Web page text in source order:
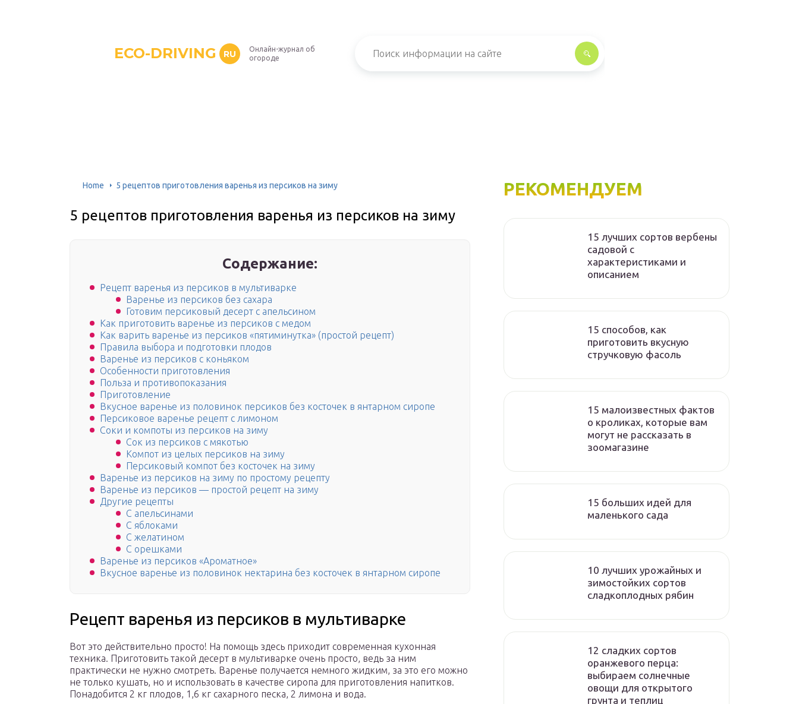
ECO-DRIVING RU
Онлайн-журнал об
огороде
Home 5 рецептов приготовления варенья из персиков на зиму
5 рецептов приготовления варенья из персиков на зиму
Содержание:
Рецепт варенья из персиков в мультиварке
Варенье из персиков без сахара
Готовим персиковый десерт с апельсином
Как приготовить варенье из персиков с медом
Как варить варенье из персиков «пятиминутка» (простой рецепт)
Правила выбора и подготовки плодов
Варенье из персиков с коньяком
Особенности приготовления
Польза и противопоказания
Приготовление
Вкусное варенье из половинок персиков без косточек в янтарном сиропе
Персиковое варенье рецепт с лимоном
Соки и компоты из персиков на зиму
Сок из персиков с мякотью
Компот из целых персиков на зиму
Персиковый компот без косточек на зиму
Варенье из персиков на зиму по простому рецепту
Варенье из персиков — простой рецепт на зиму
Другие рецепты
С апельсинами
С яблоками
С желатином
С орешками
Варенье из персиков «Ароматное»
Вкусное варенье из половинок нектарина без косточек в янтарном сиропе
Рецепт варенья из персиков в мультиварке
Вот это действительно просто! На помощь здесь приходит современная кухонная
техника. Приготовить такой десерт в мультиварке очень просто, ведь за ним
практически не нужно смотреть. Варенье получается немного жидким, за это его можно
не только кушать, но и использовать в качестве сиропа для приготовления напитков.
Понадобится 2 кг плодов, 1,6 кг сахарного песка, 2 лимона и вода.
РЕКОМЕНДУЕМ
15 лучших сортов вербены
садовой с
характеристиками и
описанием
15 способов, как
приготовить вкусную
стручковую фасоль
15 малоизвестных фактов
о кроликах, которые вам
могут не рассказать в
зоомагазине
15 больших идей для
маленького сада
10 лучших урожайных и
зимостойких сортов
сладкоплодных рябин
12 сладких сортов
оранжевого перца:
выбираем солнечные
овощи для открытого
грунта и теплиц